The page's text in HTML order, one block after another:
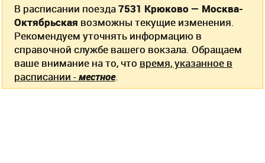
В расписании поезда7531 Крюково — Москва-
Октябрьская возможны текущие изменения.
Рекомендуем уточнять информацию в
справочной службе вашего вокзала. Обращаем
ваше внимание на то, что время, указанное в
расписании -местное.